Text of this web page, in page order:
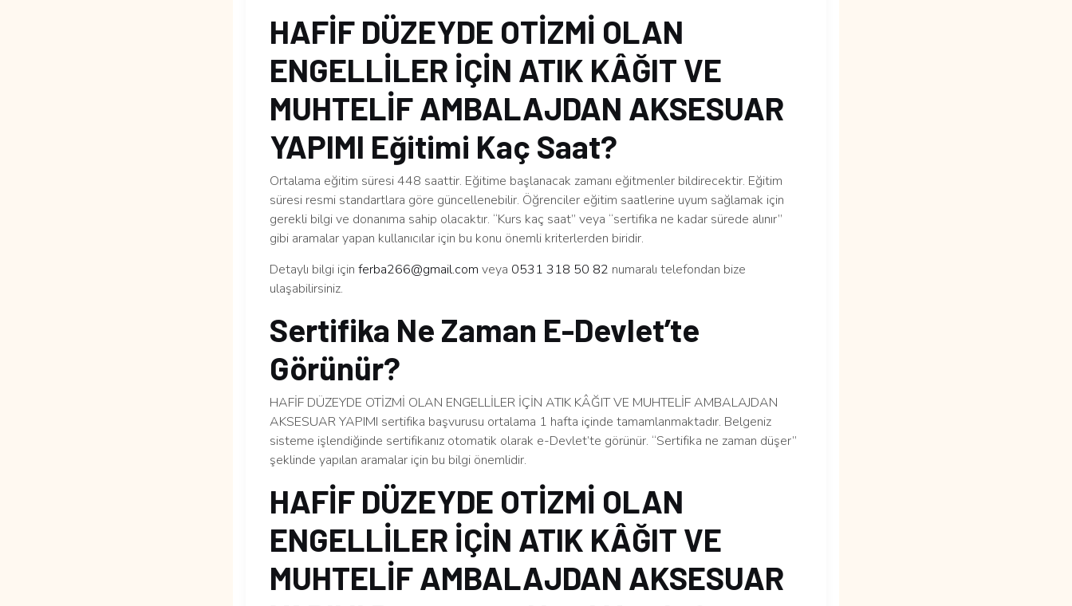
HAFİF DÜZEYDE OTİZMİ OLAN
ENGELLİLER İÇİN ATIK KÂĞIT VE
MUHTELİF AMBALAJDAN AKSESUAR
YAPIMI Eğitimi Kaç Saat?
Ortalama eğitim süresi 448 saattir. Eğitime başlanacak zamanı eğitmenler bildirecektir. Eğitim
süresi resmi standartlara göre güncellenebilir. Öğrenciler eğitim saatlerine uyum sağlamak için
gerekli bilgi ve donanıma sahip olacaktır. “Kurs kaç saat” veya “sertifika ne kadar sürede alınır”
gibi aramalar yapan kullanıcılar için bu konu önemli kriterlerden biridir.
Detaylı bilgi için ferba266@gmail.com veya 0531 318 50 82 numaralı telefondan bize
ulaşabilirsiniz.
Sertifika Ne Zaman E-Devlet’te
Görünür?
HAFİF DÜZEYDE OTİZMİ OLAN ENGELLİLER İÇİN ATIK KÂĞIT VE MUHTELİF AMBALAJDAN
AKSESUAR YAPIMI sertifika başvurusu ortalama 1 hafta içinde tamamlanmaktadır. Belgeniz
sisteme işlendiğinde sertifikanız otomatik olarak e-Devlet’te görünür. “Sertifika ne zaman düşer”
şeklinde yapılan aramalar için bu bilgi önemlidir.
HAFİF DÜZEYDE OTİZMİ OLAN
ENGELLİLER İÇİN ATIK KÂĞIT VE
MUHTELİF AMBALAJDAN AKSESUAR